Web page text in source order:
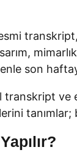
son
ve